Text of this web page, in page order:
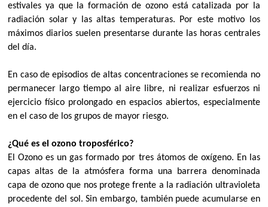
estivales ya que la formación de ozono está catalizada por la
radiación solar y las altas temperaturas. Por este motivo los
máximos diarios suelen presentarse durante las horas centrales
del día.
En caso de episodios de altas concentraciones se recomienda no
permanecer largo tiempo al aire libre, ni realizar esfuerzos ni
ejercicio físico prolongado en espacios abiertos, especialmente
en el caso de los grupos de mayor riesgo.
¿Qué es el ozono troposférico?
El Ozono es un gas formado por tres átomos de oxígeno. En las
capas altas de la atmósfera forma una barrera denominada
capa de ozono que nos protege frente a la radiación ultravioleta
procedente del sol. Sin embargo, también puede acumularse en